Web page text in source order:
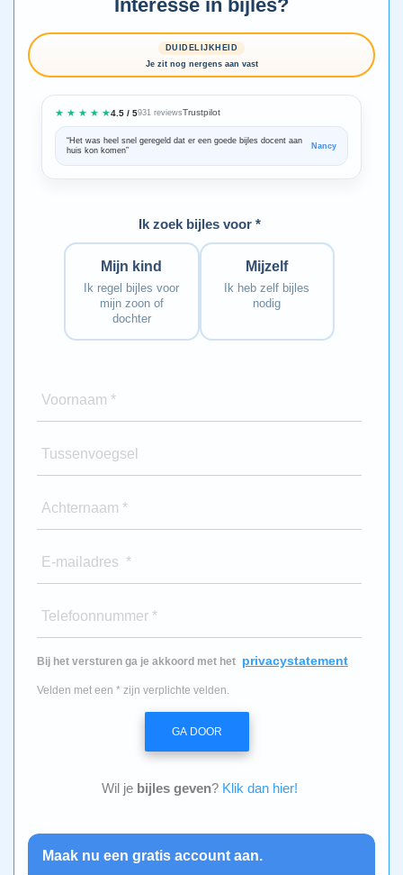
Interesse in bijles?
DUIDELIJKHEID
Je zit nog nergens aan vast
★ ★ ★ ★ ★4.5 / 5931 reviewsTrustpilot
“Het was heel snel geregeld dat er een goede bijles docent aan
huis kon komen”
Nancy
Ik zoek bijles voor *
Mijn kind
Ik regel bijles voor
mijn zoon of
dochter
Mijzelf
Ik heb zelf bijles
nodig
Voornaam *
Tussenvoegsel
Achternaam *
E-mailadres *
Telefoonnummer *
Bij het versturen ga je akkoord met het privacystatement
Velden met een * zijn verplichte velden.
GA DOOR
Wil je bijles geven? Klik dan hier!
Maak nu een gratis account aan.